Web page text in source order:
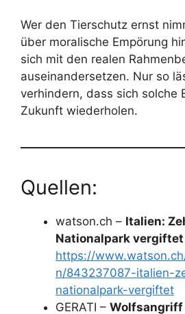
Wer den Tierschutz ernst
über moralische Empörung
sich mit den realen
auseinandersetzen. Nur so
verhindern, dass sich solche
Zukunft wiederholen.
Quellen:
watson.ch – Italien:
Nationalpark vergiftet
https://
n/843237087-italien-
nationalpark-vergiftet
GERATI – Wolfsangriff